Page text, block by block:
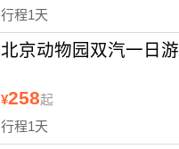
行程1天
北京动物园双汽一日游
¥258起
行程1天